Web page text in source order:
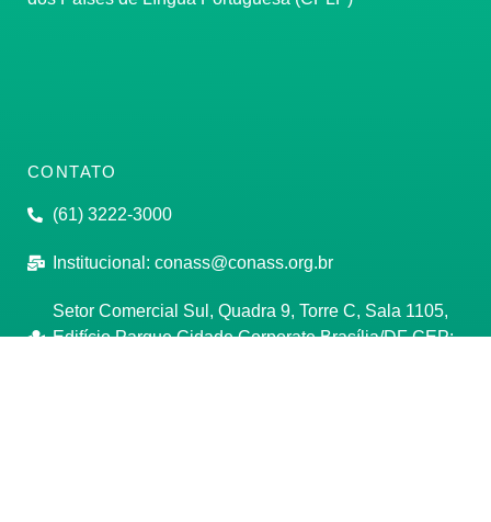
CONTATO
(61) 3222-3000
Institucional: conass@conass.org.br
Setor Comercial Sul, Quadra 9, Torre C, Sala 1105,
Edifício Parque Cidade Corporate Brasília/DF CEP: